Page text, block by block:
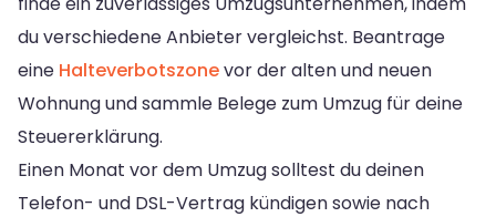
du verschiedene Anbieter vergleichst. Beantrage
eine Halteverbotszonevor der alten und neuen
Wohnung und sammle Belege zum Umzug für deine
Steuererklärung.
Einen Monat vor dem Umzug solltest du deinen
Telefon- und DSL-Vertrag kündigen sowie nach